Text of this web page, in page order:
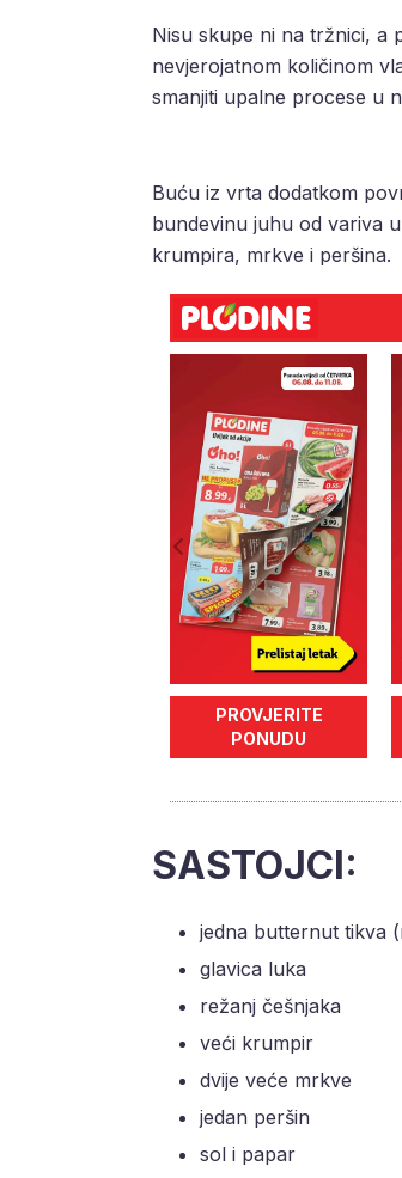
Nisu skupe ni na tržnici, a
nevjerojatnom količinom
smanjiti upalne procese u
Buću iz vrta dodatkom
bundevinu juhu od variva
krumpira, mrkve i peršina.
PROVJERITE
PONUDU
SASTOJCI:
jedna butternut tikva
glavica luka
režanj češnjaka
veći krumpir
dvije veće mrkve
jedan peršin
sol i papar